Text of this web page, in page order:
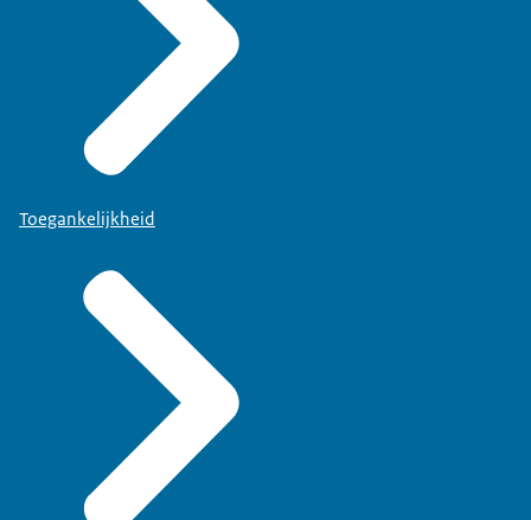
Toegankelijkheid